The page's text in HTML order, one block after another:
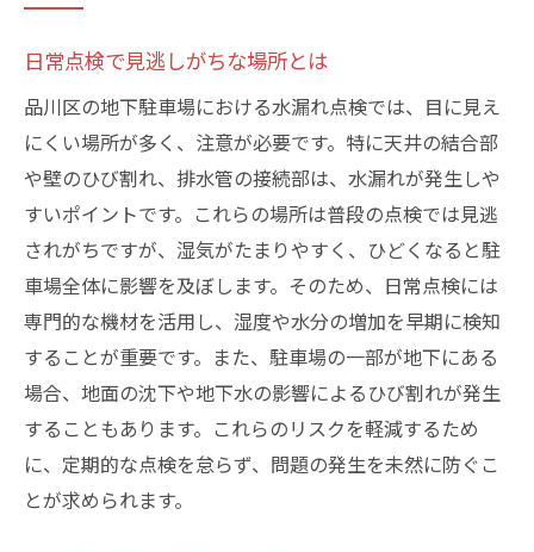
排水システムの機能チェック
風通しと通気の確認方法
小さな漏れを見逃さない技術
過去の水漏れ箇所の再確認
長期的なメンテナンス計画の立て方
水漏れの原因を突き止める！品川区地下駐車場
で注意すべきサイン
水たまりができる場所とは
湿気やカビの発生に注意
濡れた跡が示す水漏れの兆候
配管の劣化が及ぼす影響
建物の亀裂と水漏れの関係
日常点検で見逃しがちな場所とは
品川区の地下駐車場における水漏れ点検では、目に見え
にくい場所が多く、注意が必要です。特に天井の結合部
や壁のひび割れ、排水管の接続部は、水漏れが発生しや
すいポイントです。これらの場所は普段の点検では見逃
されがちですが、湿気がたまりやすく、ひどくなると駐
車場全体に影響を及ぼします。そのため、日常点検には
専門的な機材を活用し、湿度や水分の増加を早期に検知
することが重要です。また、駐車場の一部が地下にある
場合、地面の沈下や地下水の影響によるひび割れが発生
することもあります。これらのリスクを軽減するため
に、定期的な点検を怠らず、問題の発生を未然に防ぐこ
とが求められます。